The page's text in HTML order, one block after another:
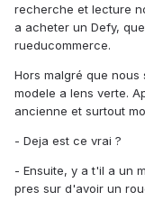
recherche et lecture
a acheter un Defy,
rueducommerce.
Hors malgré que
modele a lens verte.
ancienne et surtout
- Deja est ce vrai ?
- Ensuite, y a t'il a un
pres sur d'avoir un